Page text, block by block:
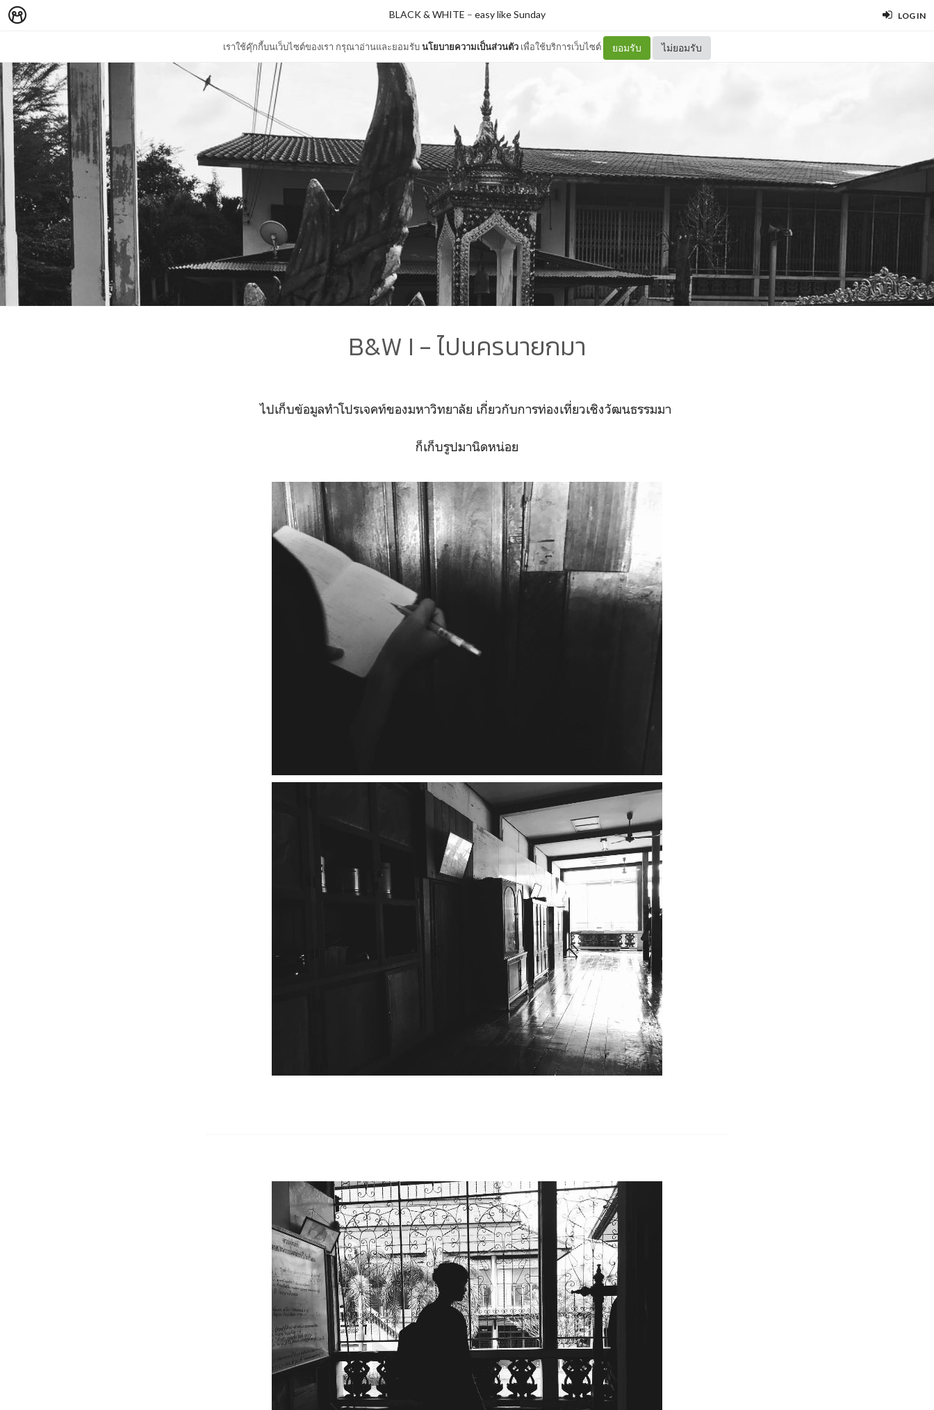
LOG IN
เราใช้คุ๊กกี้บนเว็บไซต์ของเรา กรุณาอ่านและยอมรับนโยบายความเป็นส่วนตัว เพื่อใช้บริการเว็บไซต์ ยอมรับ ไม่ยอมรับ
BLACK & WHITE – easy like Sunday
B&W I - ไปนครนายกมา
ไปเก็บข้อมูลทำโปรเจคท์ของมหาวิทยาลัย เกี่ยวกับการท่องเที่ยวเชิงวัฒนธรรมมา
ก็เก็บรูปมานิดหน่อย